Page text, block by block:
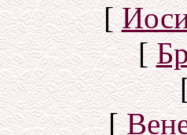
[
[
[